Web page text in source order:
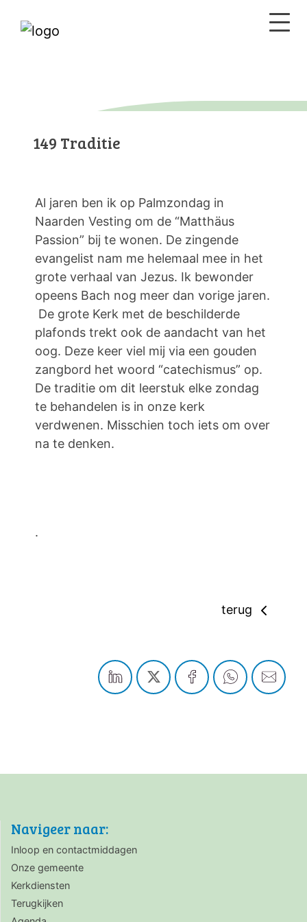
149 Traditie
Al jaren ben ik op Palmzondag in
Naarden Vesting om de “Matthäus
Passion” bij te wonen. De zingende
evangelist nam me helemaal mee in het
grote verhaal van Jezus. Ik bewonder
opeens Bach nog meer dan vorige jaren.
De grote Kerk met de beschilderde
plafonds trekt ook de aandacht van het
oog. Deze keer viel mij via een gouden
zangbord het woord “catechismus” op.
De traditie om dit leerstuk elke zondag
te behandelen is in onze kerk
verdwenen. Misschien toch iets om over
na te denken.
.
terug
Navigeer naar:
Inloop en contactmiddagen
Onze gemeente
Kerkdiensten
Terugkijken